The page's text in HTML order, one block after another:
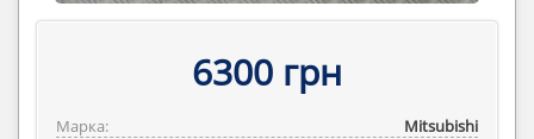
6300 грн
Марка:
Mitsubishi